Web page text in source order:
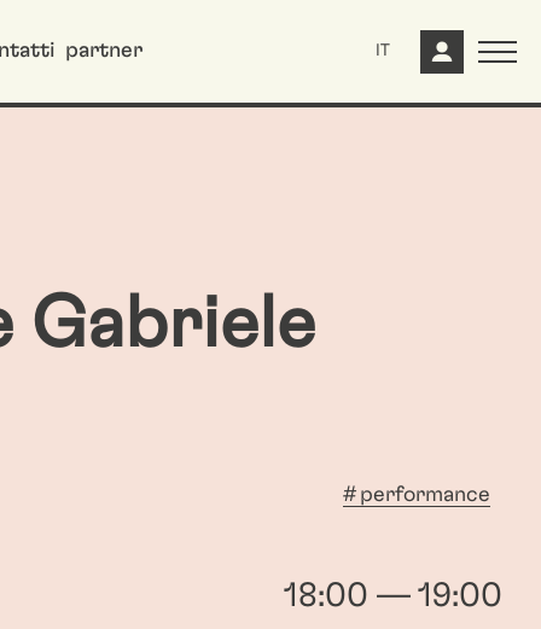
partner IT
Gabriele
performance
18:00 — 19:00